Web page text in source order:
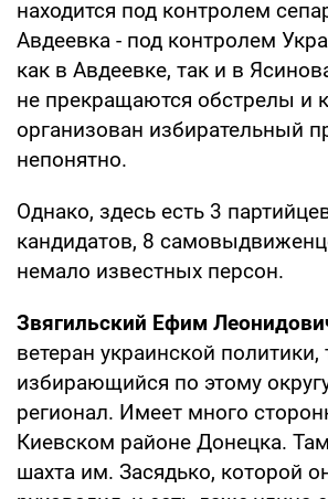
находится под контролем
Авдеевка - под контролем
как в Авдеевке, так и в
не прекращаются обстрелы и
организован избирательный
непонятно.
Однако, здесь есть 3
кандидатов, 8
немало известных персон.
Звягильский Ефим
ветеран украинской
избирающийся по этому
регионал. Имеет много
Киевском районе Донецка.
шахта им. Засядько, которой